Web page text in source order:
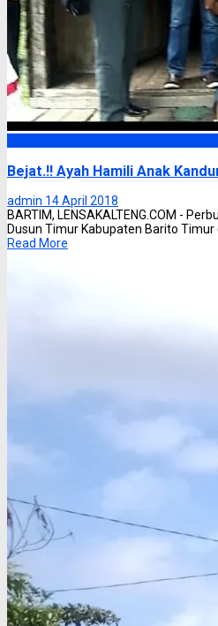
Bejat.!! Ayah Hamili Anak
admin 14 April 2018
BARTIM, LENSAKALTENG.COM -
Dusun Timur Kabupaten Barito Timur
Read More